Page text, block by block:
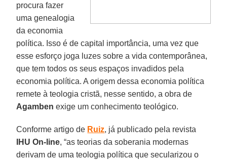
procura fazer
uma genealogia
da economia
política. Isso é de capital importância, uma vez que
esse esforço joga luzes sobre a vida contemporânea,
que tem todos os seus espaços invadidos pela
economia política. A origem dessa economia política
remete à teologia cristã, nesse sentido, a obra de
Agamben exige um conhecimento teológico.
Conforme artigo de Ruiz, já publicado pela revista
IHU On-line, “as teorias da soberania modernas
derivam de uma teologia política que secularizou o